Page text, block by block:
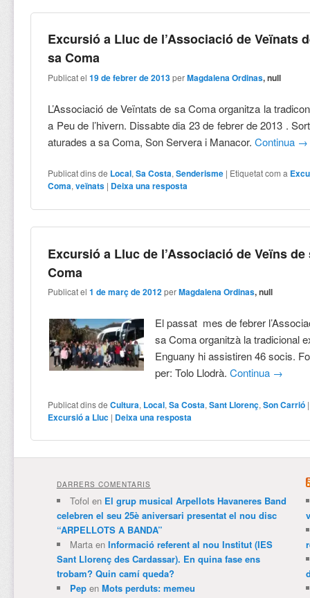
Excursió a Lluc de l’Associació de Veïnats
sa Coma
Publicat el19 de febrer de 2013 perMagdalena Ordinas, null
L’Associació de Veïntats de sa Coma organitza la
a Peu de l’hivern. Dissabte dia 23 de febrer de 2013 .
aturades a sa Coma, Son Servera i Manacor.Continua →
Publicat dins de Local,Sa Costa,Senderisme | Etiquetat com a
Coma,veïnats | Deixa una resposta
Excursió a Lluc de l’Associació de Veïns de
Coma
Publicat el1 de març de 2012 perMagdalena Ordinas, null
El passat mes de febrer
sa Coma organitzà la tradicional
Enguany hi assistiren 46 socis.
per: Tolo Llodrà.Continua →
Publicat dins de Cultura, Local,Sa Costa,Sant Llorenç,Son Carrió
Excursió a Lluc | Deixa una resposta
DARRERS COMENTARIS
Tofol en El grup musical Arpellots Havaneres Band
celebren el seu 25è aniversari presentat el nou disc
“ARPELLOTS A BANDA”
Martaen Informació referent al nou Institut (IES
Sant Llorenç des Cardassar). En quina fase ens
trobam? Quin camí queda?
Pepen Mots perduts: memeu